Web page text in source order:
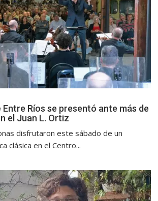
Ríos se presentó ante más de
el Juan L. Ortiz
disfrutaron este sábado de un
clásica en el Centro...